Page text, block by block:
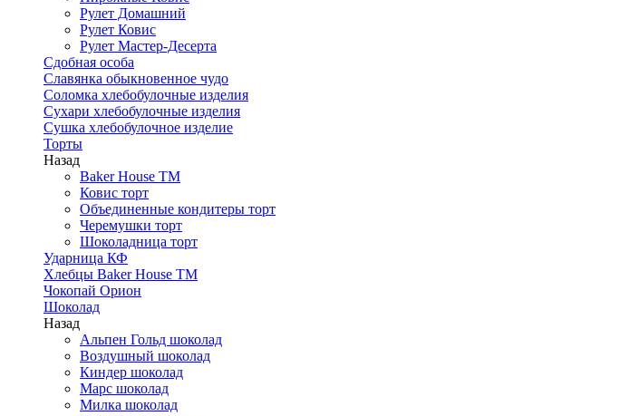
Рулет Домашний
Рулет Ковис
Рулет Мастер-Десерта
Сдобная особа
Славянка обыкновенное чудо
Соломка хлебобулочные изделия
Сухари хлебобулочные изделия
Сушка хлебобулочное изделие
Торты
Назад
Baker House ТМ
Ковис торт
Объединенные кондитеры торт
Черемушки торт
Шоколадница торт
Ударница КФ
Хлебцы Baker House ТМ
Чокопай Орион
Шоколад
Назад
Альпен Гольд шоколад
Воздушный шоколад
Киндер шоколад
Марс шоколад
Милка шоколад